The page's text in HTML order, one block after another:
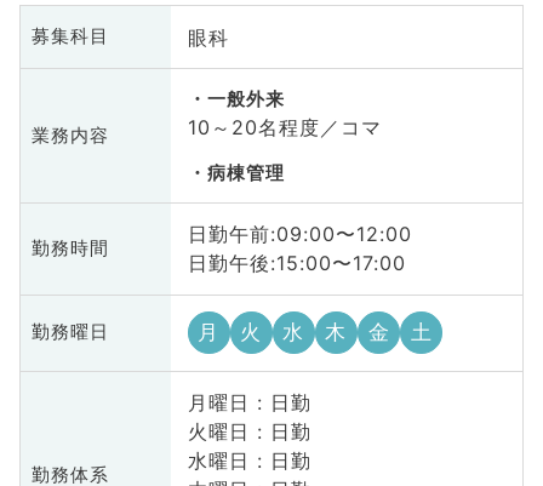
募集科目 眼科
業務内容
一般外来
10～20名程度／コマ
病棟管理
勤務時間
日勤午前:09:00〜12:00
日勤午後:15:00〜17:00
勤務曜日 月 火 水 木 金 土
勤務体系
月曜日 : 日勤
火曜日 : 日勤
水曜日 : 日勤